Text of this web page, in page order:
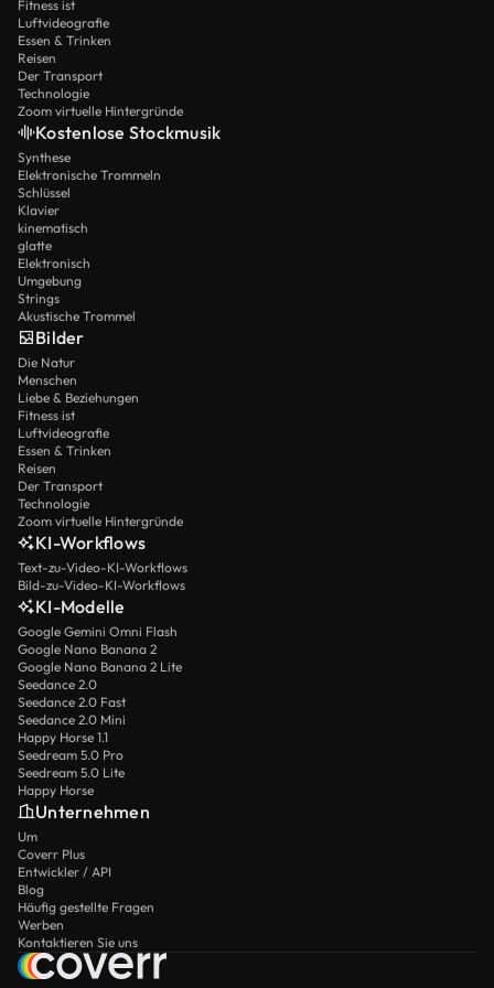
Fitness ist
Luftvideografie
Essen & Trinken
Reisen
Der Transport
Technologie
Zoom virtuelle Hintergründe
Kostenlose Stockmusik
Synthese
Elektronische Trommeln
Schlüssel
Klavier
kinematisch
glatte
Elektronisch
Umgebung
Strings
Akustische Trommel
Bilder
Die Natur
Menschen
Liebe & Beziehungen
Fitness ist
Luftvideografie
Essen & Trinken
Reisen
Der Transport
Technologie
Zoom virtuelle Hintergründe
KI-Workflows
Text-zu-Video-KI-Workflows
Bild-zu-Video-KI-Workflows
KI-Modelle
Google Gemini Omni Flash
Google Nano Banana 2
Google Nano Banana 2 Lite
Seedance 2.0
Seedance 2.0 Fast
Seedance 2.0 Mini
Happy Horse 1.1
Seedream 5.0 Pro
Seedream 5.0 Lite
Happy Horse
Unternehmen
Um
Coverr Plus
Entwickler / API
Blog
Häufig gestellte Fragen
Werben
Kontaktieren Sie uns